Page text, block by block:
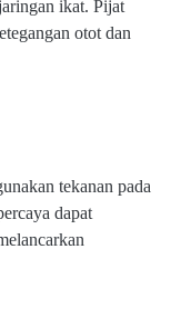
ikat. Pijat
otot dan
tekanan pada
dapat